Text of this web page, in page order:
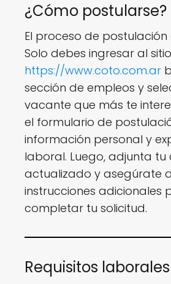
¿Cómo postularse?
El proceso de postulación
Solo debes ingresar al
https://www.coto.com.ar
sección de empleos y
vacante que más te
el formulario de
información personal y
laboral. Luego, adjunta tu
actualizado y asegúrate
instrucciones adicionales
completar tu solicitud.
Requisitos laborales